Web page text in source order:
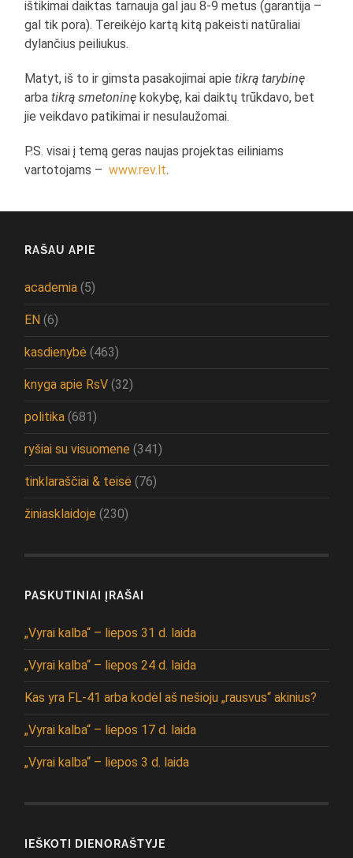
ištikimai daiktas tarnauja gal jau 8-9 metus (garantija –
gal tik pora). Tereikėjo kartą kitą pakeisti natūraliai
dylančius peiliukus.
Matyt, iš to ir gimsta pasakojimai apietikrą tarybinę
arbatikrą smetoninę kokybę, kai daiktų trūkdavo, bet
jie veikdavo patikimai ir nesulaužomai.
P.S. visai į temą geras naujas projektas eiliniams
vartotojams –www.rev.lt.
RAŠAU APIE
academia (5)
EN (6)
kasdienybė (463)
knyga apie RsV (32)
politika (681)
ryšiai su visuomene (341)
tinklaraščiai & teisė (76)
žiniasklaidoje (230)
PASKUTINIAI ĮRAŠAI
„Vyrai kalba“ – liepos 31 d. laida
„Vyrai kalba“ – liepos 24 d. laida
Kas yra FL-41 arba kodėl aš nešioju „rausvus“ akinius?
„Vyrai kalba“ – liepos 17 d. laida
„Vyrai kalba“ – liepos 3 d. laida
IEŠKOTI DIENORAŠTYJE